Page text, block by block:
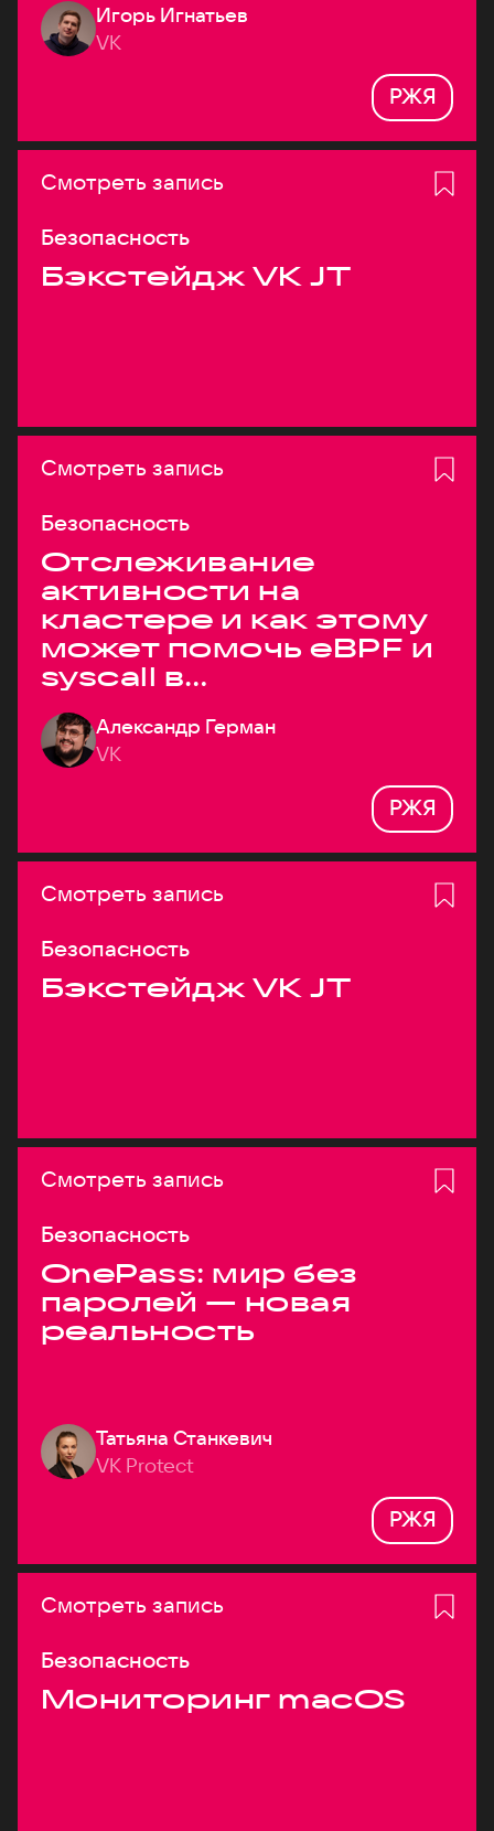
Игорь Игнатьев
VK
РЖЯ
Смотреть запись
Безопасность
Бэкстейдж VK JT
Смотреть запись
Безопасность
Отслеживание
активности на
кластере и как этому
может помочь eBPF и
syscall в
высоконагруженных
системах
Александр Герман
VK
РЖЯ
Смотреть запись
Безопасность
Бэкстейдж VK JT
Смотреть запись
Безопасность
OnePass: мир без
паролей — новая
реальность
Татьяна Станкевич
VK Protect
РЖЯ
Смотреть запись
Безопасность
Мониторинг macOS